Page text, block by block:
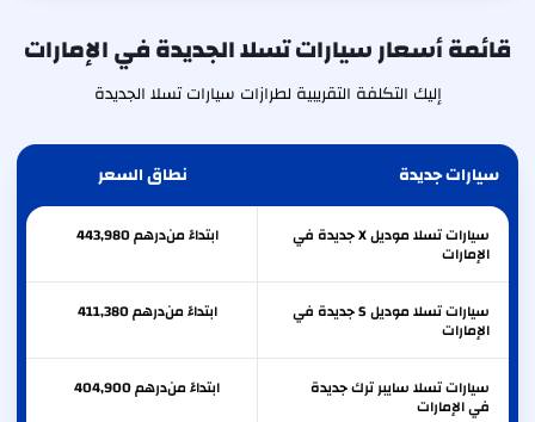
قائمة أسعار سيارات تسلا الجديدة في الإمارات
إليك التكلفة التقريبية لطرازات سيارات تسلا الجديدة
سيارات جديدة نطاق السعر
سيارات تسلا موديل X جديدة في
الإمارات
ابتداءً من 443,980درهم
سيارات تسلا موديل S جديدة في
الإمارات
ابتداءً من 411,380درهم
سيارات تسلا سايبر ترك جديدة
في الإمارات
ابتداءً من 404,900درهم